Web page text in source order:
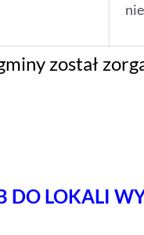
został
DO LOKALI